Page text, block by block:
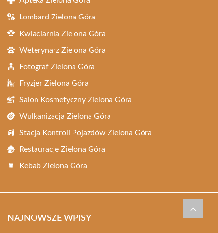
Lombard Zielona Góra
Kwiaciarnia Zielona Góra
Weterynarz Zielona Góra
Fotograf Zielona Góra
Fryzjer Zielona Góra
Salon Kosmetyczny Zielona Góra
Wulkanizacja Zielona Góra
Stacja Kontroli Pojazdów Zielona Góra
Restauracje Zielona Góra
Kebab Zielona Góra
NAJNOWSZE WPISY